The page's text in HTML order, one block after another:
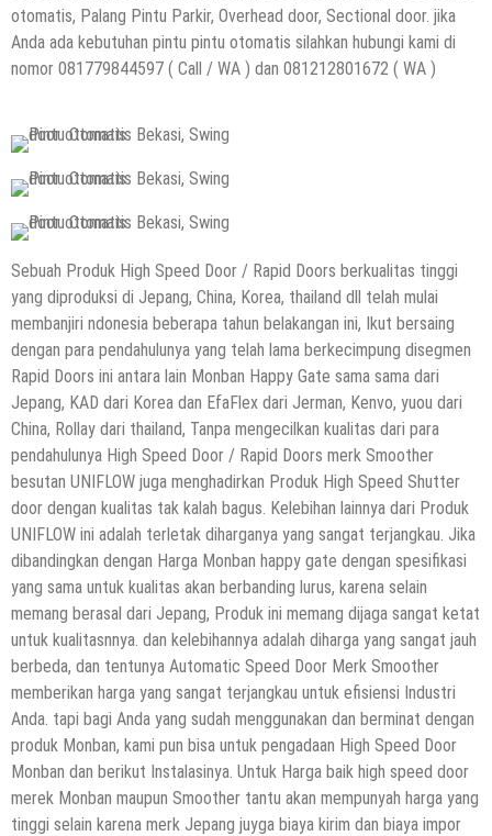
otomatis, Palang Pintu Parkir, Overhead door, Sectional door. jika
Anda ada kebutuhan pintu pintu otomatis silahkan hubungi kami di
nomor 081779844597 ( Call / WA ) dan 081212801672 ( WA )
Sebuah Produk High Speed Door / Rapid Doors berkualitas tinggi
yang diproduksi di Jepang, China, Korea, thailand dll telah mulai
membanjiri ndonesia beberapa tahun belakangan ini, Ikut bersaing
dengan para pendahulunya yang telah lama berkecimpung disegmen
Rapid Doors ini antara lain Monban Happy Gate sama sama dari
Jepang, KAD dari Korea dan EfaFlex dari Jerman, Kenvo, yuou dari
China, Rollay dari thailand, Tanpa mengecilkan kualitas dari para
pendahulunya High Speed Door / Rapid Doors merk Smoother
besutan UNIFLOW juga menghadirkan Produk High Speed Shutter
door dengan kualitas tak kalah bagus. Kelebihan lainnya dari Produk
UNIFLOW ini adalah terletak diharganya yang sangat terjangkau. Jika
dibandingkan dengan Harga Monban happy gate dengan spesifikasi
yang sama untuk kualitas akan berbanding lurus, karena selain
memang berasal dari Jepang, Produk ini memang dijaga sangat ketat
untuk kualitasnnya. dan kelebihannya adalah diharga yang sangat jauh
berbeda, dan tentunya Automatic Speed Door Merk Smoother
memberikan harga yang sangat terjangkau untuk efisiensi Industri
Anda. tapi bagi Anda yang sudah menggunakan dan berminat dengan
produk Monban, kami pun bisa untuk pengadaan High Speed Door
Monban dan berikut Instalasinya. Untuk Harga baik high speed door
merek Monban maupun Smoother tantu akan mempunyah harga yang
tinggi selain karena merk Jepang juyga biaya kirim dan biaya impor